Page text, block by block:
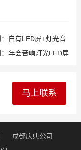
自有LED屏+灯光音
年会音响灯光LED屏
马上联系
成都庆典公司